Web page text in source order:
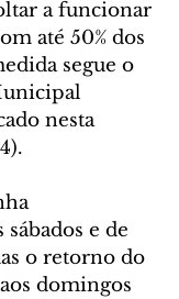
a funcionar
até 50% dos
segue o
nesta
e de
o retorno do
domingos